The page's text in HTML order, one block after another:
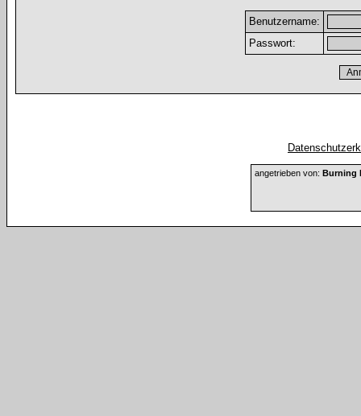
Benutzername:
Passwort:
angetrieben von: Burning